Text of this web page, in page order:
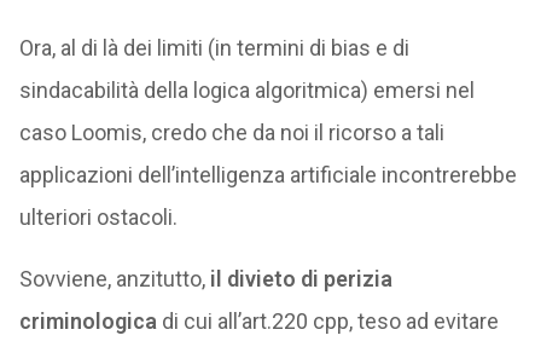
Ora, al di là dei limiti (in termini di bias e di
sindacabilità della logica algoritmica) emersi nel
caso Loomis, credo che da noi il ricorso a tali
applicazioni dell’intelligenza artificiale incontrerebbe
ulteriori ostacoli.
Sovviene, anzitutto, il divieto di perizia
criminologica di cui all’art.220 cpp, teso ad evitare